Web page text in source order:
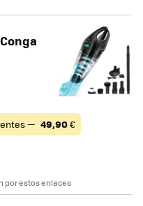
— 49,90€
por estos enlaces